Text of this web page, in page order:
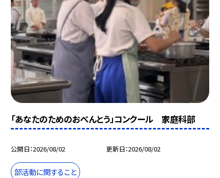
「あなたのためのおべんとう」コンクール 家庭科部
公開日 2026/08/02 更新日 2026/08/02
部活動に関すること